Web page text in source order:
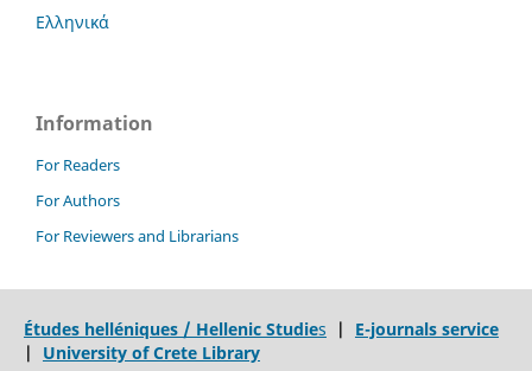
Ελληνικά
Information
For Readers
For Authors
For Reviewers and Librarians
Études helléniques / Hellenic Studies | E-journals service
| University of Crete Library